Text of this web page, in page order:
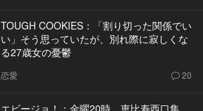
TOUGH COOKIES：「割り切った関係でい
い」そう思っていたが、別れ際に寂しくな
る27歳女の憂鬱
恋愛 20
エビージョ！：金曜20時、恵比寿西口集